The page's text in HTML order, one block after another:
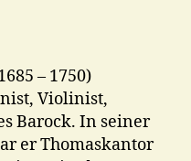
– 1750)
Violinist,
Barock. In seiner
er Thomaskantor